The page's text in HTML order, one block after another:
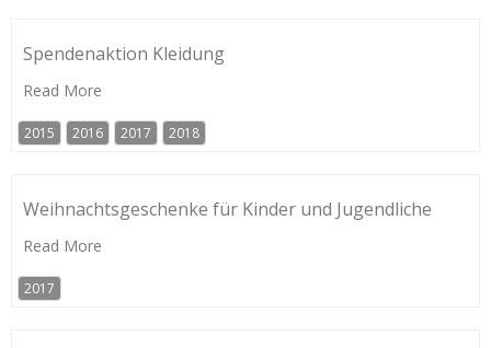
Spendenaktion Kleidung
Read More
2015 2016 2017 2018
Weihnachtsgeschenke für Kinder und Jugendliche
Read More
2017